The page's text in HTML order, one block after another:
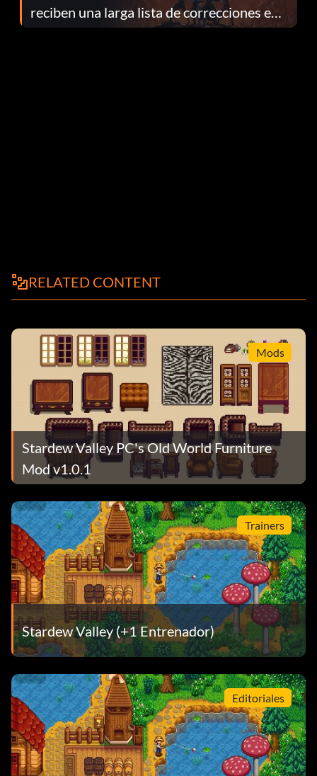
reciben una larga lista de correcciones en
el parche 1.0.4
RELATED CONTENT
Mods
Stardew Valley PC's Old World Furniture
Mod v1.0.1
Trainers
Stardew Valley (+1 Entrenador)
Editoriales